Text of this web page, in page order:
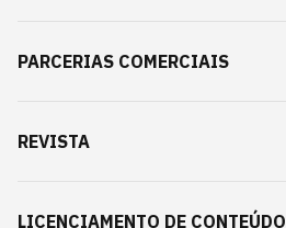
PARCERIAS COMERCIAIS
REVISTA
LICENCIAMENTO DE CONTEÚDO